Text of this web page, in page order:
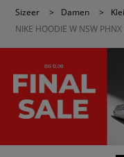
Sizeer > Damen >
NIKE HOODIE W NSW